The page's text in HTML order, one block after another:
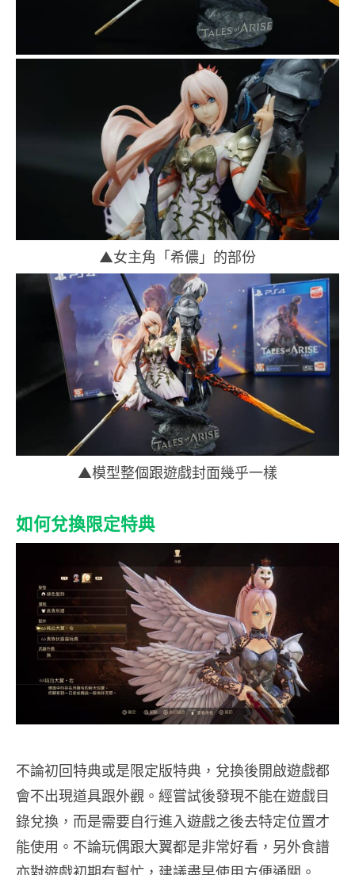
▲女主角「希儂」的部份
▲模型整個跟遊戲封面幾乎一樣
如何兌換限定特典
不論初回特典或是限定版特典，兌換後開啟遊戲都
會不出現道具跟外觀。經嘗試後發現不能在遊戲目
錄兌換，而是需要自行進入遊戲之後去特定位置才
能使用。不論玩偶跟大翼都是非常好看，另外食譜